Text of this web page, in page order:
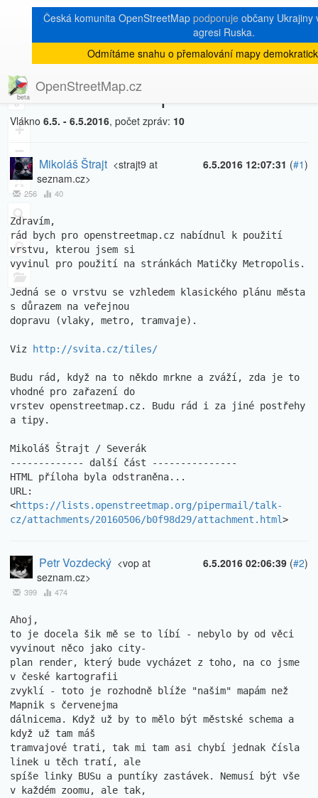
Česká komunita OpenStreetMap podporujeobčany Ukrajiny
agresi Ruska.
Odmítáme snahu o přemalování mapy
OpenStreetMap.cz
8
+
−
« zpět na výpis měsíce|
[Talk-cz]
Dlaždice "Metropolis"
Vlákno 6.5. - 6.5.2016, počet zpráv: 10
6.5.2016 12:07:31 (#1)
Mikoláš Štrajt <strajt9 at
seznam.cz>
256 40
Zdravím,
rád bych pro openstreetmap.cz nabídnul k použití
vrstvu, kterou jsem si
vyvinul pro použití na stránkách Matičky Metropolis.
Jedná se o vrstvu se vzhledem klasického plánu města
s důrazem na veřejnou
dopravu (vlaky, metro, tramvaje).
Viz http://svita.cz/tiles/
Budu rád, když na to někdo mrkne a zváží, zda je to
vhodné pro zařazení do
vrstev openstreetmap.cz. Budu rád i za jiné postřehy
a tipy.
Mikoláš Štrajt / Severák
------------- další část ---------------
HTML příloha byla odstraněna...
URL:
<https://lists.openstreetmap.org/pipermail/talk-
cz/attachments/20160506/b0f98d29/attachment.html>
6.5.2016 02:06:39 (#2)
Petr Vozdecký <vop at
seznam.cz>
399 474
Ahoj,
to je docela šik mě se to líbí - nebylo by od věci
vyvinout něco jako city-
plan render, který bude vycházet z toho, na co jsme
v české kartografii
zvyklí - toto je rozhodně blíže "našim" mapám než
Mapnik s červenejma
dálnicema. Když už by to mělo být městské schema a
když už tam máš
tramvajové trati, tak mi tam asi chybí jednak čísla
linek u těch tratí, ale
spíše linky BUSu a puntíky zastávek. Nemusí být vše
v každém zoomu, ale tak,